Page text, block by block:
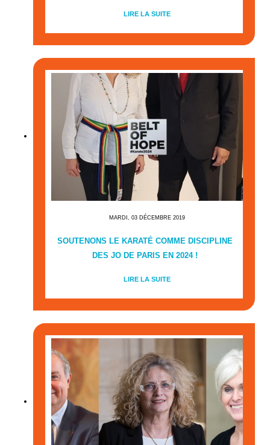
LIRE LA SUITE
MARDI, 03 DÉCEMBRE 2019
SOUTENONS LE KARATÉ COMME DISCIPLINE
DES JO DE PARIS EN 2024 !
LIRE LA SUITE